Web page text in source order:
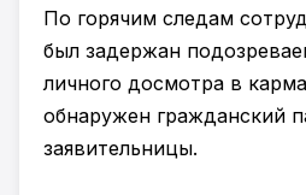
По горячим следам
был задержан
личного досмотра в
обнаружен гражданский
заявительницы.